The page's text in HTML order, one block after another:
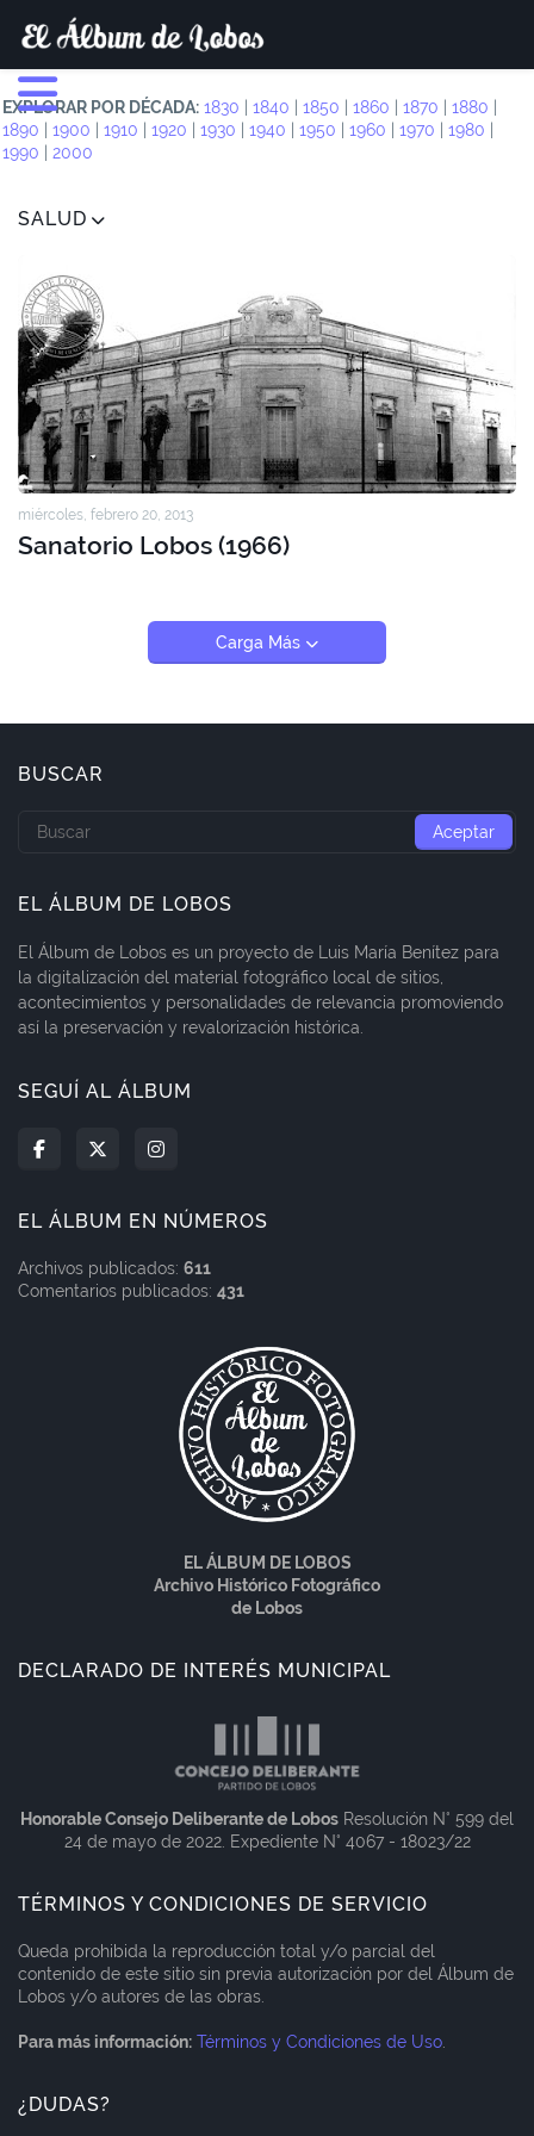
EXPLORAR POR DÉCADA: 1830 1840 1850 1860 1870 1880
1890
1900 1910 1920 1930 1940 1950 1960 1970 1980
1990
2000
SALUD
miércoles, febrero 20, 2013
Sanatorio Lobos (1966)
Carga Más
BUSCAR
EL ÁLBUM DE LOBOS
El Álbum de Lobos es un proyecto de Luis María Benítez para
la digitalización del material fotográfico local de sitios,
acontecimientos y personalidades de relevancia promoviendo
así la preservación y revalorización histórica.
SEGUÍ AL ÁLBUM
EL ÁLBUM EN NÚMEROS
Archivos publicados: 611
Comentarios publicados: 431
EL ÁLBUM DE LOBOS
Archivo Histórico Fotográfico
de Lobos
DECLARADO DE INTERÉS MUNICIPAL
Honorable Consejo Deliberante de Lobos Resolución N° 599 del
24 de mayo de 2022. Expediente N° 4067 - 18023/22
TÉRMINOS Y CONDICIONES DE SERVICIO
Queda prohibida la reproducción total y/o parcial del
contenido de este sitio sin previa autorización por del Álbum de
Lobos y/o autores de las obras.
Para más información: Términos y Condiciones de Uso.
¿DUDAS?